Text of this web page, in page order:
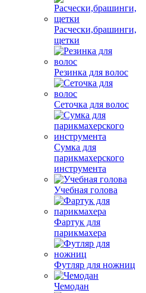
Расчески,брашинги,
щетки
Резинка для волос
Сеточка для волос
Сумка для
парикмахерского
инструмента
Учебная голова
Фартук для
парикмахера
Футляр для ножниц
Чемодан